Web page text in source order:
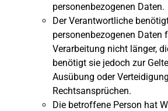
personenbezogenen Daten.
Der Verantwortliche
personenbezogenen Daten
Verarbeitung nicht länger,
benötigt sie jedoch zur
Ausübung oder
Rechtsansprüchen.
Die betroffene Person hat